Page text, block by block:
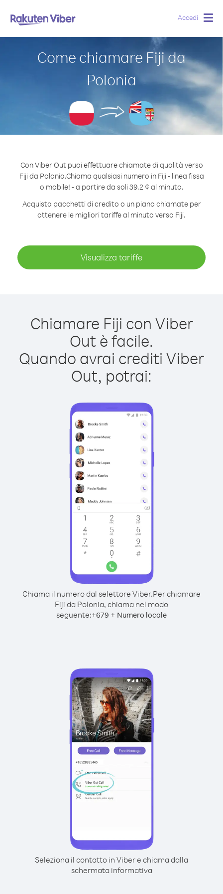
Accedi
Come chiamare Fiji da
Polonia
Con Viber Out puoi effettuare chiamate di qualità verso
Fiji da Polonia.Chiama qualsiasi numero in Fiji - linea fissa
o mobile! - a partire da soli 39.2 ¢ al minuto.
Acquista pacchetti di credito o un piano chiamate per
ottenere le migliori tariffe al minuto verso Fiji.
Visualizza tariffe
Chiamare Fiji con Viber
Out è facile.
Quando avrai crediti Viber
Out, potrai:
Chiama il numero dal selettore Viber.Per chiamare
Fiji da Polonia, chiama nel modo
seguente:+679 + Numero locale
Seleziona il contatto in Viber e chiama dalla
schermata informativa